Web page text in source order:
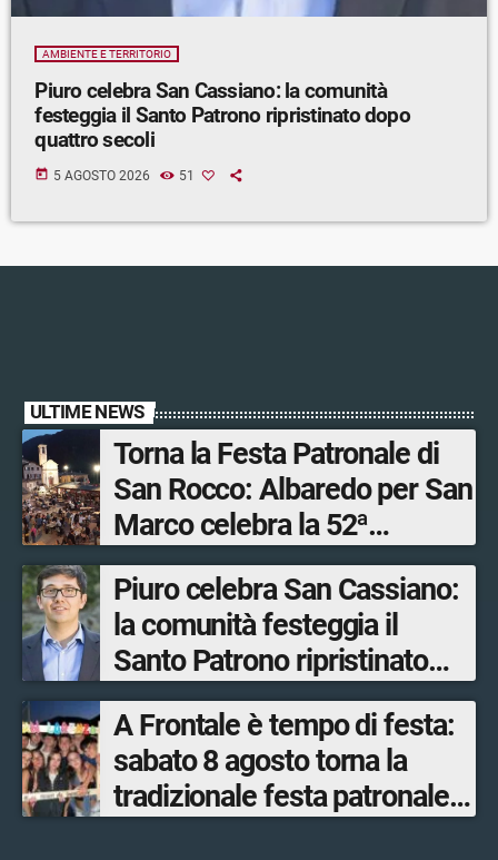
AMBIENTE E TERRITORIO
Piuro celebra San Cassiano: la comunità
festeggia il Santo Patrono ripristinato dopo
quattro secoli
today 5 AGOSTO 2026 51
ULTIME NEWS
Torna la Festa Patronale di
San Rocco: Albaredo per San
Marco celebra la 52ª
edizione della sua
manifestazione più sentita
Piuro celebra San Cassiano:
la comunità festeggia il
Santo Patrono ripristinato
dopo quattro secoli
A Frontale è tempo di festa:
sabato 8 agosto torna la
tradizionale festa patronale